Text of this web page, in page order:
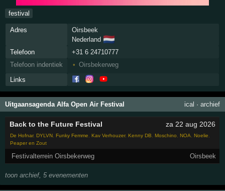
festival
Adres
Oirsbeek
Nederland 🇳🇱
Telefoon
+31 6 24710777
Telefoon indentiek
Oirsbekerweg
Links
Uitgaansagenda Alfa Open Air Festival ical · archief
Back to the Future Festival za 22 aug 2026
De Hofnar,DYLVN ,Funky Femme ,Kav Verhouzer,Kenny DB ,Moschino ,NOA ,Noelie
Peaper en Zout
Festivalterrein Oirsbekerweg Oirsbeek
toon archief, 5 evenementen